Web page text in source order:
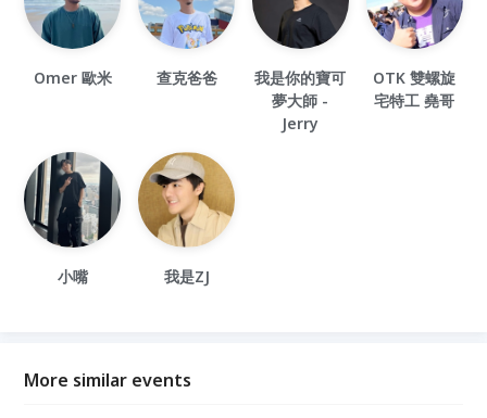
Omer 歐米 查克爸爸
我是你的寶可
夢大師 -
Jerry
OTK 雙螺旋
宅特工 堯哥
小嘴 我是ZJ
More similar events